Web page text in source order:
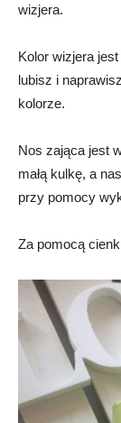
wizjera.
Kolor wizjera
lubisz i
kolorze.
Nos zająca jest
małą kulkę, a
przy pomocy
Za pomocą